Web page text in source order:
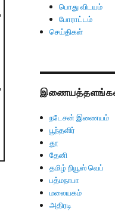
பொது விடயம்
போராட்டம்
செய்திகள்
நடேசன் இணையம்
பூந்தளிர்
தூ
தேனி
தமிழ் நியூஸ் வெப்
பத்மநாபா
மலையகம்
அதிரடி